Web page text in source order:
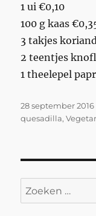
1 ui €0,10
100 g kaas
3 takjes
2 teentjes
1 theelepel
Geplaatst
op
28 september 2016
quesadilla,
Zoeken
naar: